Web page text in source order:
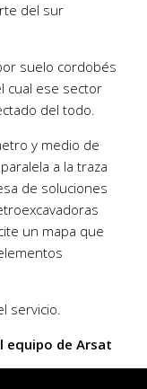
del sur
suelo cordobés
cual ese sector
del todo.
y medio de
a la traza
de soluciones
un mapa que
servicio.
equipo de Arsat